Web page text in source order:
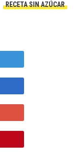
RECETA SIN AZÚCAR